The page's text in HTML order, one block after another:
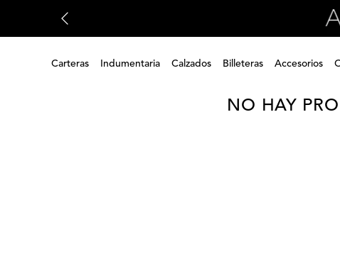
Carteras Indumentaria Calzados Billeteras Accesorios
NO HAY